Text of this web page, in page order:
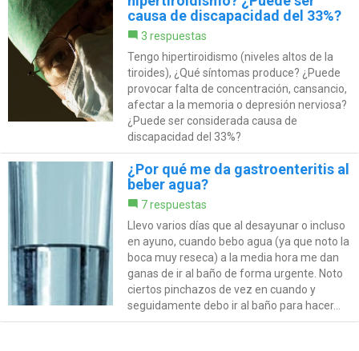
causa de discapacidad del 33%?
3 respuestas
Tengo hipertiroidismo (niveles altos de la
tiroides), ¿Qué síntomas produce? ¿Puede
provocar falta de concentración, cansancio,
afectar a la memoria o depresión nerviosa?
¿Puede ser considerada causa de
discapacidad del 33%?
¿Por qué me da gastroenteritis al
beber agua?
7 respuestas
Llevo varios días que al desayunar o incluso
en ayuno, cuando bebo agua (ya que noto la
boca muy reseca) a la media hora me dan
ganas de ir al baño de forma urgente. Noto
ciertos pinchazos de vez en cuando y
seguidamente debo ir al baño para hacer...